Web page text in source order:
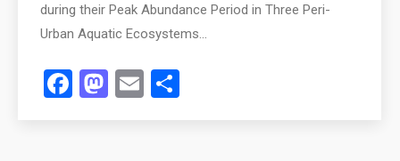
during their Peak Abundance Period in Three Peri-
Urban Aquatic Ecosystems…
Facebook
Mastodon
Email